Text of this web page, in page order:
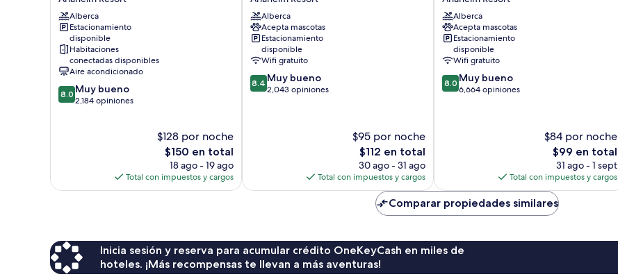
Inn
and
Suites
Anaheim
Resort
Alberca
Estacionamiento
disponible
Habitaciones
conectadas disponibles
Aire acondicionado
8.0
de
8.0 Muy bueno
2,184 opiniones
$128 por noche
El
precio
actual
es
$150 en total
18 ago - 19 ago
Total con impuestos y cargos
Anaheim
Resort
Anaheim
Resort
Alberca
Acepta mascotas
Estacionamiento
disponible
Wifi gratuito
8.4
de
8.4 Muy bueno
2,043 opiniones
$95 por noche
El
precio
actual
es
$112 en total
30 ago - 31 ago
Total con impuestos y cargos
Anaheim
Maingate
Anaheim
Resort
Alberca
Acepta mascotas
Estacionamiento
disponible
Wifi gratuito
8.0
de
8.0 Muy bueno
6,664 opiniones
$84 por noche
El
precio
actual
es
de
$99
$99 en total
31 ago - 1 sept
Total con impuestos y cargos
Comparar propiedades similares
Inicia sesión y reserva para acumular crédito OneKeyCash en miles de
hoteles. ¡Más recompensas te llevan a más aventuras!